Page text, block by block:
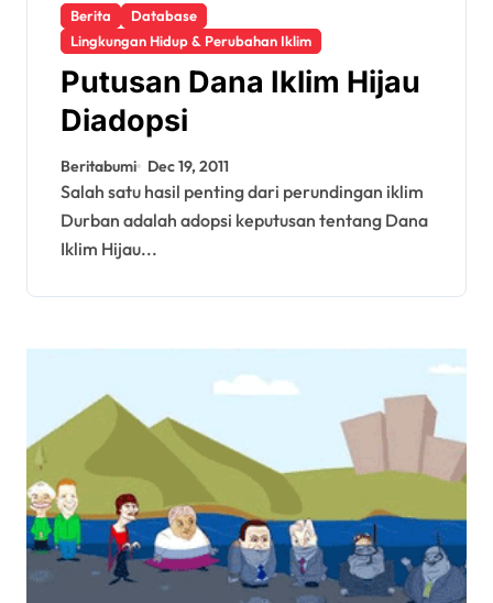
Berita
Database
Lingkungan Hidup & Perubahan Iklim
Putusan Dana Iklim Hijau
Diadopsi
Beritabumi Dec 19, 2011
Salah satu hasil penting dari perundingan iklim
Durban adalah adopsi keputusan tentang Dana
Iklim Hijau...